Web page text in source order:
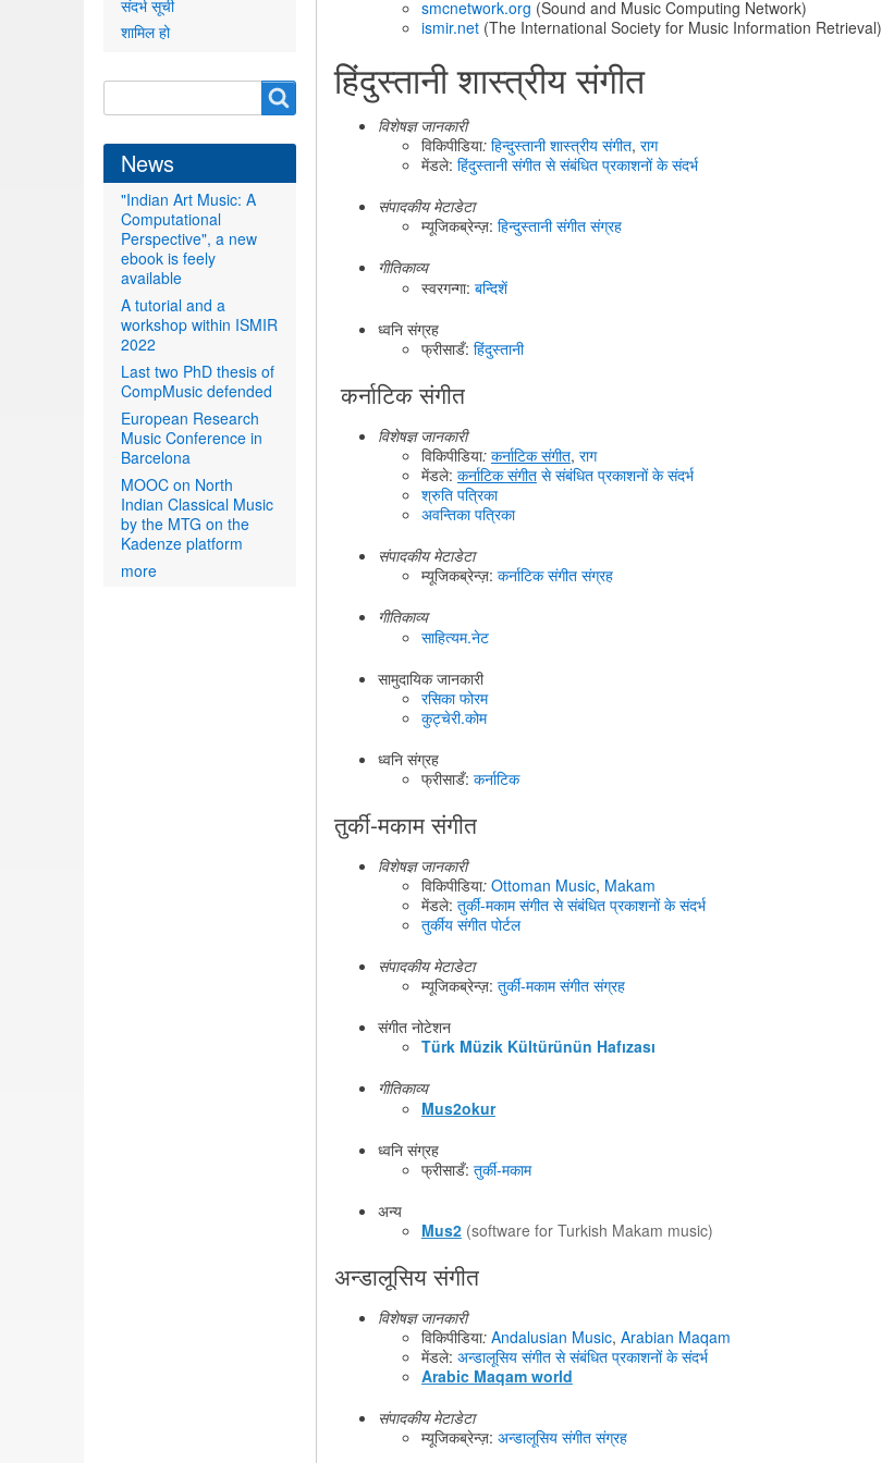
smcnetwork.org (Sound and Music Computing Network)
ismir.net (The International Society for Music Information Retrieval)
हिंदुस्तानी शास्त्रीय संगीत
विशेषज्ञ जानकारी
विकिपीडिया: हिन्दुस्तानी शास्त्रीय संगीत, राग
मेंडले: हिंदुस्तानीसंगीत से संबंधित प्रकाशनों के संदर्भ
संपादकीय मेटाडेटा
म्यूजिकब्रेन्ज़: हिन्दुस्तानी संगीत संग्रह
गीतिकाव्य
स्वरगन्गा: बन्दिशें
ध्वनि संग्रह
फ्रीसाडँ: हिंदुस्तानी
कर्नाटिक संगीत
विशेषज्ञ जानकारी
विकिपीडिया: कर्नाटिक संगीत, राग
मेंडले: कर्नाटिक संगीत से संबंधित प्रकाशनों के संदर्भ
श्रुति पत्रिका
अवन्तिका पत्रिका
संपादकीय मेटाडेटा
म्यूजिकब्रेन्ज़: कर्नाटिक संगीतसंग्रह
गीतिकाव्य
साहित्यम.नेट
सामुदायिक जानकारी
रसिका फोरम
कुट्चेरी.कोम
ध्वनि संग्रह
फ्रीसाडँ: कर्नाटिक
तुर्की-मकाम संगीत
विशेषज्ञ जानकारी
विकिपीडिया: Ottoman Music, Makam
मेंडले: तुर्की-मकामसंगीत से संबंधित प्रकाशनों के संदर्भ
तुर्कीय संगीत पोर्टल
संपादकीय मेटाडेटा
म्यूजिकब्रेन्ज़: तुर्की-मकाम संगीतसंग्रह
संगीत नोटेशन
Türk Müzik Kültürünün Hafızası
गीतिकाव्य
Mus2okur
ध्वनि संग्रह
फ्रीसाडँ: तुर्की-मकाम
अन्य
Mus2(software for Turkish Makam music)
अन्डालूसिय संगीत
विशेषज्ञ जानकारी
विकिपीडिया: Andalusian Music, Arabian Maqam
मेंडले: अन्डालूसियसंगीत से संबंधित प्रकाशनों के संदर्भ
Arabic Maqam world
संपादकीय मेटाडेटा
म्यूजिकब्रेन्ज़: अन्डालूसियसंगीत संग्रह
संदर्भ सूची
शामिल हो
form
News
"Indian Art Music: A
Computational
Perspective", a new
ebook is feely
available
A tutorial and a
workshop within ISMIR
2022
Last two PhD thesis of
CompMusic defended
European Research
Music Conference in
Barcelona
MOOC on North
Indian Classical Music
by the MTG on the
Kadenze platform
more